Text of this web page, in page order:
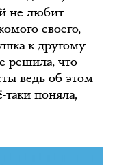
не любит
своего,
к другому
решила, что
ведь об этом
таки поняла,